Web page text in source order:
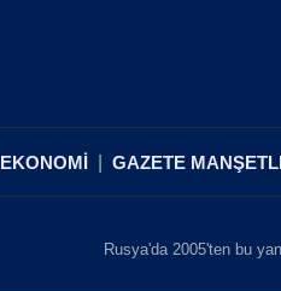
EKONOMİ GAZETE
Rusya'da 2005'ten bu